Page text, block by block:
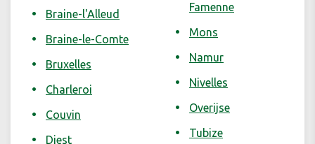
Braine-l'Alleud
Braine-le-Comte
Bruxelles
Charleroi
Couvin
Diest
Famenne
Mons
Namur
Nivelles
Overijse
Tubize